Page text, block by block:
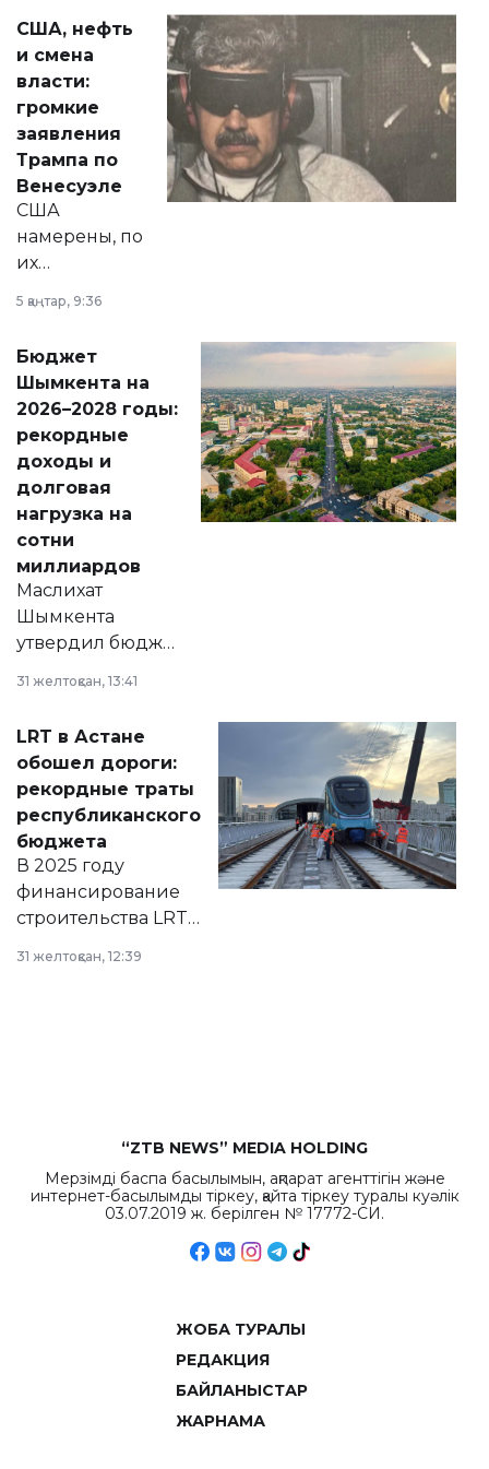
актуальных тем —
от слухов о
политических
реформах до
вопросов армии,
экономики и
личного здоровья.
США, нефть
и смена
власти:
громкие
заявления
Трампа по
Венесуэле
США
намерены, по
их
принести
народу
Венесуэлы.
5 қаңтар, 9:36
Бюджет
Шымкента на
2026–2028 годы:
рекордные
доходы и
долговая
нагрузка на
сотни
миллиардов
Маслихат
Шымкента
утвердил бюджет
документ
появился в базе
нормативных
правовых актов и
на сайте маслихат
города.
31 желтоқсан, 13:41
LRT в Астане
обошел дороги:
рекордные траты
республиканского
бюджета
В 2025 году
финансирование
строительства LRT
31 желтоқсан, 12:39
“ZTB NEWS” MEDIA HOLDING
Мерзімді баспа басылымын, ақпарат агенттігін және
интернет-басылымды тіркеу, қайта тіркеу туралы куәлік
03.07.2019 ж. берілген № 17772-СИ.
ЖОБА ТУРАЛЫ
РЕДАКЦИЯ
БАЙЛАНЫСТАР
ЖАРНАМА